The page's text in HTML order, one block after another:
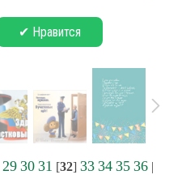
✔ Нравится
29 30 31 [32] 33 34 35 36|